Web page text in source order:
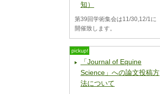
知）
第39回学術集会は11/30,12/1に
開催致します。
「Journal of Equine
Science」への論文投稿方
法について